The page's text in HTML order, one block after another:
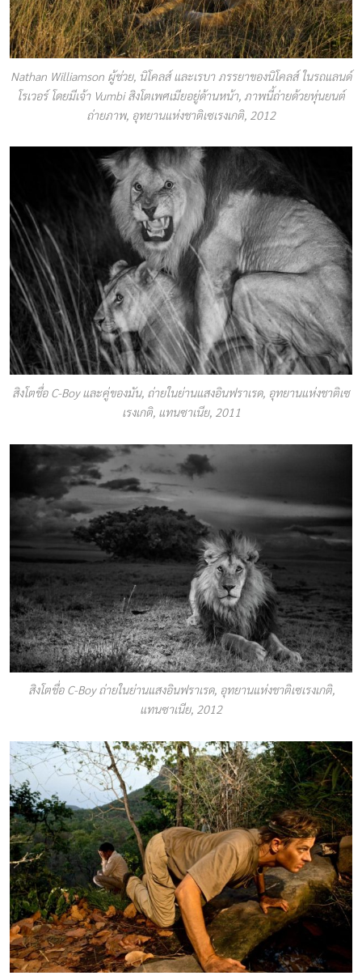
Nathan Williamson ผู้ช่วย, นิโคลส์ และเรบา ภรรยาของนิโคลส์ ในรถแลนด์
โรเวอร์ โดยมีเจ้า Vumbi สิงโตเพศเมียอยู่ด้านหน้า, ภาพนี้ถ่ายด้วยหุ่นยนต์
ถ่ายภาพ, อุทยานแห่งชาติเซเรงเกติ, 2012
สิงโตชื่อ C-Boy และคู่ของมัน, ถ่ายในย่านแสงอินฟราเรด, อุทยานแห่งชาติเซ
เรงเกติ, แทนซาเนีย, 2011
สิงโตชื่อ C-Boy ถ่ายในย่านแสงอินฟราเรด, อุทยานแห่งชาติเซเรงเกติ,
แทนซาเนีย, 2012